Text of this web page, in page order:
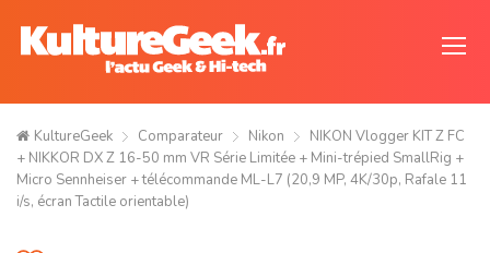
KultureGeek Comparateur Nikon
NIKON Vlogger KIT Z FC
+ NIKKOR DX Z 16-50 mm VR Série Limitée + Mini-trépied SmallRig +
Micro Sennheiser + télécommande ML-L7 (20,9 MP, 4K/30p, Rafale 11
i/s, écran Tactile orientable)